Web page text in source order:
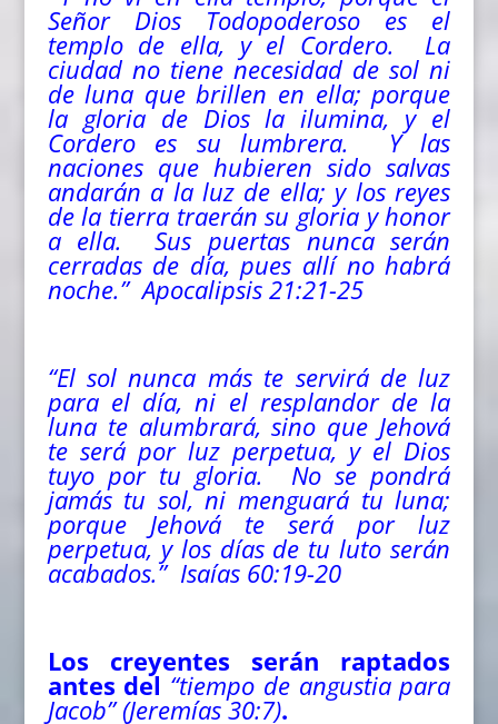
Señor Dios Todopoderoso es el
templo de ella, y el Cordero. La
ciudad no tiene necesidad de sol ni
de luna que brillen en ella; porque
la gloria de Dios la ilumina, y el
Cordero es su lumbrera. Y las
naciones que hubieren sido salvas
andarán a la luz de ella; y los reyes
de la tierra traerán su gloria y honor
a ella. Sus puertas nunca serán
cerradas de día, pues allí no habrá
noche.” Apocalipsis 21:21-25
“El sol nunca más te servirá de luz
para el día, ni el resplandor de la
luna te alumbrará, sino que Jehová
te será por luz perpetua, y el Dios
tuyo por tu gloria. No se pondrá
jamás tu sol, ni menguará tu luna;
porque Jehová te será por luz
perpetua, y los días de tu luto serán
acabados.” Isaías 60:19-20
Los creyentes serán raptados
antes del “tiempo de angustia para
Jacob” (Jeremías 30:7).